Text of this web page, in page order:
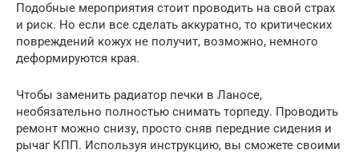
Подобные мероприятия стоит проводить на свой страх
и риск. Но если все сделать аккуратно, то критических
повреждений кожух не получит, возможно, немного
деформируются края.
Чтобы заменить радиатор печки в Ланосе,
необязательно полностью снимать торпеду. Проводить
ремонт можно снизу, просто сняв передние сидения и
рычаг КПП. Используя инструкцию, вы сможете своими